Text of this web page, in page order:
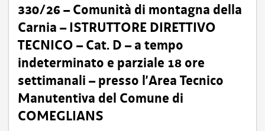
330/26 – Comunità di montagna della
Carnia – ISTRUTTORE DIRETTIVO
TECNICO – Cat. D – a tempo
indeterminato e parziale 18 ore
settimanali – presso l’Area Tecnico
Manutentiva del Comune di
COMEGLIANS